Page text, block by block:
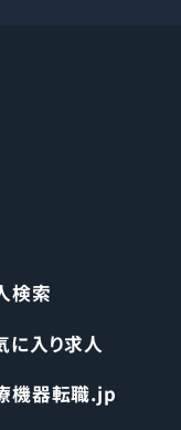
検索
に入り求人
機器転職.jp